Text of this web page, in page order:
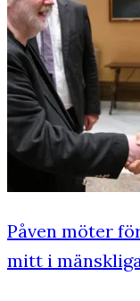
Påven möter
mitt i